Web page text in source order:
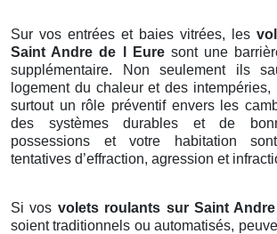
Sur vos entrées et baies vitrées, les
Saint Andre de l Eure sont une
supplémentaire. Non seulement ils
logement du chaleur et des
surtout un rôle préventif envers les
des systèmes durables et de
possessions et votre habitation
tentatives d’effraction, agression et
Si vos volets roulants sur Saint
soient traditionnels ou automatisés,